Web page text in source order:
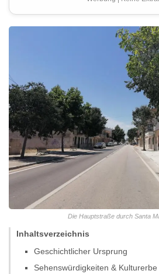
Die Hauptstraße durch Santa
Inhaltsverzeichnis
Geschichtlicher Ursprung
Sehenswürdigkeiten & Kulturerbe